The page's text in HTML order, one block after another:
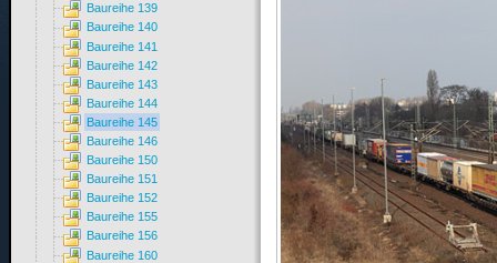
Baureihe 139
Baureihe 140
Baureihe 141
Baureihe 142
Baureihe 143
Baureihe 144
Baureihe 145
Baureihe 146
Baureihe 150
Baureihe 151
Baureihe 152
Baureihe 155
Baureihe 156
Baureihe 160